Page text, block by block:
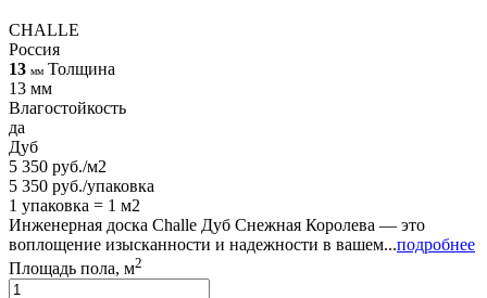
CHALLE
Россия
13 мм Толщина
13 мм
Влагостойкость
да
Дуб
5 350 руб./м2
5 350 руб./упаковка
1 упаковка = 1 м2
Инженерная доска Challe Дуб Снежная Королева — это
воплощение изысканности и надежности в вашем...подробнее
Площадь пола, м2